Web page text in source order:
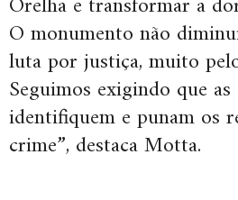
O monumento não
luta por justiça, muito
Seguimos exigindo que
identifiquem e punam os
crime”, destaca Motta.